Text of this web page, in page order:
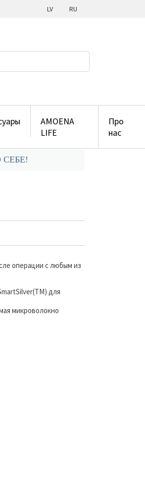
LV RU
AMOENA
LIFE
Про
нас
СЕБЕ!
операции с любым из
для
микроволокно